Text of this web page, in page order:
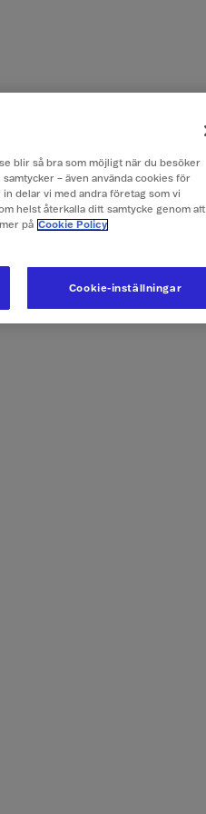
blir så bra som möjligt när du besöker
– även använda cookies för
delar vi med andra företag som vi
helst återkalla ditt samtycke genom att
på Cookie Policy
Cookie-inställningar